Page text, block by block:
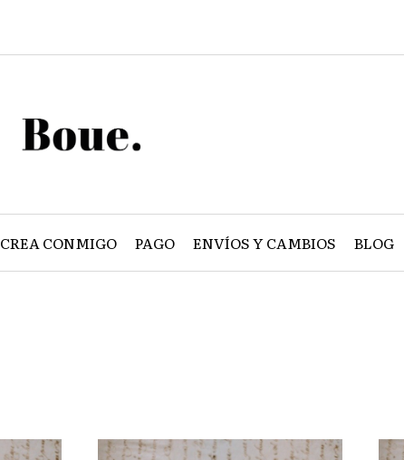
CREA CONMIGO PAGO ENVÍOS Y CAMBIOS BLOG